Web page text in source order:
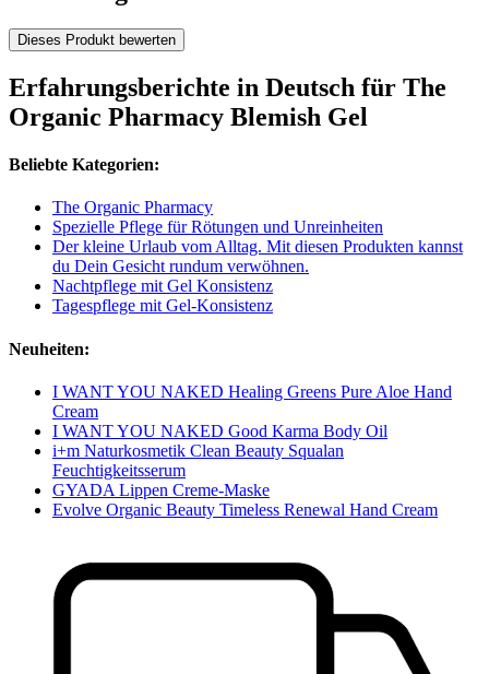
Dieses Produkt bewerten
Erfahrungsberichte in Deutsch für The
Organic Pharmacy Blemish Gel
Beliebte Kategorien:
The Organic Pharmacy
Spezielle Pflege für Rötungen und Unreinheiten
Der kleine Urlaub vom Alltag. Mit diesen Produkten kannst
du Dein Gesicht rundum verwöhnen.
Nachtpflege mit Gel Konsistenz
Tagespflege mit Gel-Konsistenz
Neuheiten:
I WANT YOU NAKED Healing Greens Pure Aloe Hand
Cream
I WANT YOU NAKED Good Karma Body Oil
i+m Naturkosmetik Clean Beauty Squalan
Feuchtigkeitsserum
GYADA Lippen Creme-Maske
Evolve Organic Beauty Timeless Renewal Hand Cream